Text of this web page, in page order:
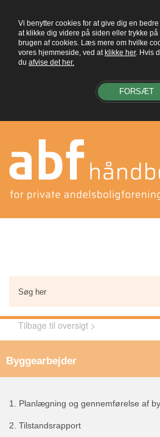
Vi benytter cookies for at give dig en
at klikke dig videre på siden eller trykke på
brugen af cookies. Læs mere om hvilke
vores hjemmeside, ved at klikke her. Hvis
du afvise det her.
FORSÆT
Tilbage til oversigt >
Byggearbejder
1. Planlægning og gennemførelse af
2. Tilstandsrapport